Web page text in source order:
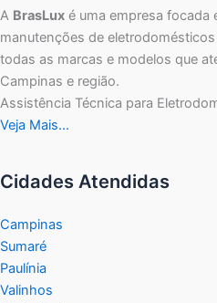
A BrasLux é uma empresa focada
manutenções de
todas as marcas e modelos que
Campinas e região.
Assistência Técnica para
Veja Mais…
Cidades Atendidas
Campinas
Sumaré
Paulínia
Valinhos